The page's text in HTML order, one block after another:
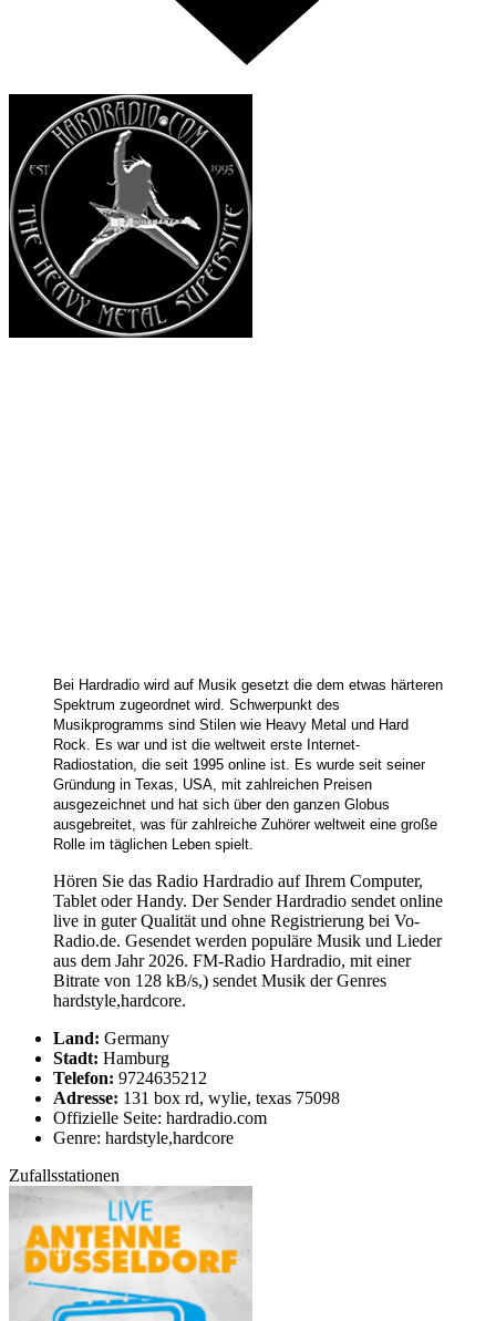
Bei Hardradio wird auf Musik gesetzt die dem etwas härteren
Spektrum zugeordnet wird. Schwerpunkt des
Musikprogramms sind Stilen wie Heavy Metal und Hard
Rock. Es war und ist die weltweit erste Internet-
Radiostation, die seit 1995 online ist. Es wurde seit seiner
Gründung in Texas, USA, mit zahlreichen Preisen
ausgezeichnet und hat sich über den ganzen Globus
ausgebreitet, was für zahlreiche Zuhörer weltweit eine große
Rolle im täglichen Leben spielt.
Hören Sie das Radio Hardradio auf Ihrem Computer,
Tablet oder Handy. Der Sender Hardradio sendet online
live in guter Qualität und ohne Registrierung bei Vo-
Radio.de. Gesendet werden populäre Musik und Lieder
aus dem Jahr 2026. FM-Radio Hardradio, mit einer
Bitrate von 128 kB/s,) sendet Musik der Genres
hardstyle,hardcore.
Land: Germany
Stadt: Hamburg
Telefon: 9724635212
Adresse: 131 box rd, wylie, texas 75098
Offizielle Seite: hardradio.com
Genre: hardstyle,hardcore
Zufallsstationen